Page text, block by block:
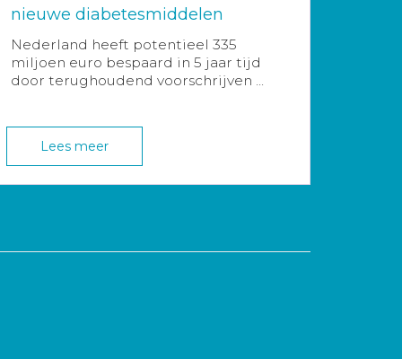
nieuwe diabetesmiddelen
Nederland heeft potentieel 335
miljoen euro bespaard in 5 jaar tijd
door terughoudend voorschrijven ...
Lees meer